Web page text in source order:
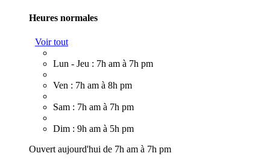
Heures normales
Voir tout
Lun - Jeu : 7h am à 7h pm
Ven : 7h am à 8h pm
Sam : 7h am à 7h pm
Dim : 9h am à 5h pm
Ouvert aujourd'hui de 7h am à 7h pm